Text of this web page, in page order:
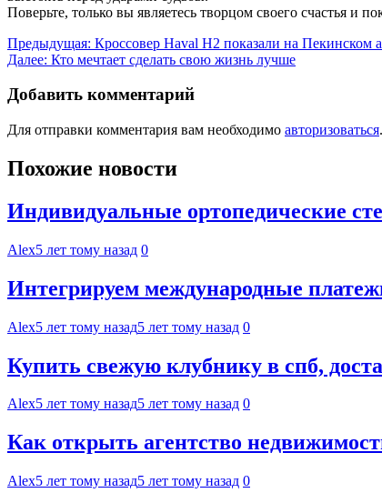
Поверьте, только вы являетесь творцом своего счастья и
Навигация
по
записям
Предыдущая: Кроссовер Haval H2 показали на Пекинском
Далее: Кто мечтает сделать свою жизнь лучше
Добавить комментарий
Для отправки комментария вам необходимо авторизоваться.
Похожие новости
Индивидуальные ортопедические
Alex5 лет тому назад 0
Интегрируем международные
Alex5 лет тому назад5 лет тому назад 0
Купить свежую клубнику в спб,
Alex5 лет тому назад5 лет тому назад 0
Как открыть агентство
Alex5 лет тому назад5 лет тому назад 0